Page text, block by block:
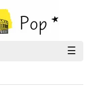
☰